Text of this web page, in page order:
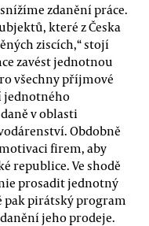
zdanění práce.
které z Česka
ziscích,“ stojí
zavést jednotnou
všechny příjmové
jednotného
v oblasti
Obdobně
firem, aby
republice. Ve shodě
prosadit jednotný
pak pirátský program
jeho prodeje.